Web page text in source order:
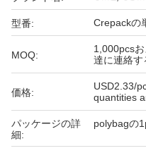
型番: Crepackの
MOQ:
1,000pcs
達に連絡す
価格:
USD2.33/
quantities
パッケージの詳
細:
polybagの